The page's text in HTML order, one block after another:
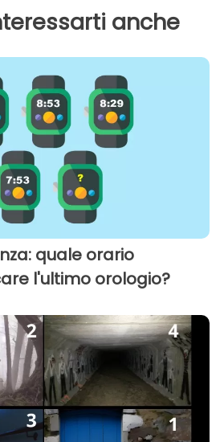
anche
quale orario
l'ultimo orologio?